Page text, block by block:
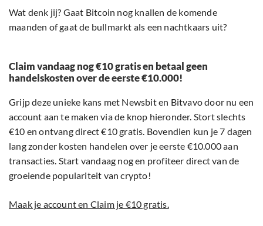
Wat denk jij? Gaat Bitcoin nog knallen de komende
maanden of gaat de bullmarkt als een nachtkaars uit?
Claim vandaag nog €10 gratis en betaal geen
handelskosten over de eerste €10.000!
Grijp deze unieke kans met Newsbit en Bitvavo door nu een
account aan te maken via de knop hieronder. Stort slechts
€10 en ontvang direct €10 gratis. Bovendien kun je 7 dagen
lang zonder kosten handelen over je eerste €10.000 aan
transacties. Start vandaag nog en profiteer direct van de
groeiende populariteit van crypto!
Maak je account en Claim je €10 gratis.